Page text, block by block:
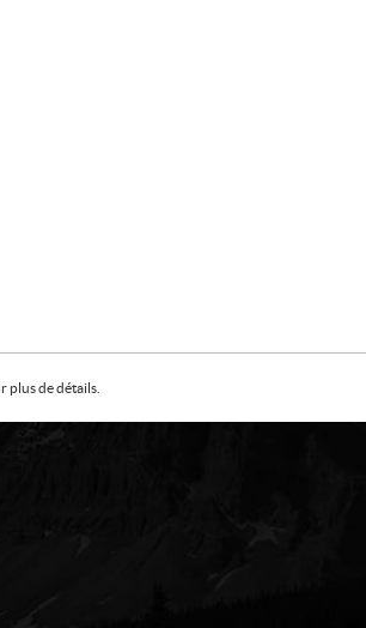
plus de détails.